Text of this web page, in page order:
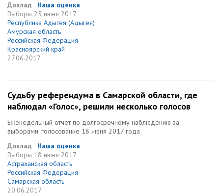
Доклад
Наша оценка
Выборы 25 июня 2017
Республика Адыгея (Адыгея)
Амурская область
Российская Федерация
Красноярский край
27.06.2017
Судьбу референдума в Самарской области, где
наблюдал «Голос», решили несколько голосов
Еженедельный отчет по долгосрочному наблюдению за
выборами: голосование 18 июня 2017 года
Доклад
Наша оценка
Выборы 18 июня 2017
Астраханская область
Российская Федерация
Самарская область
20.06.2017